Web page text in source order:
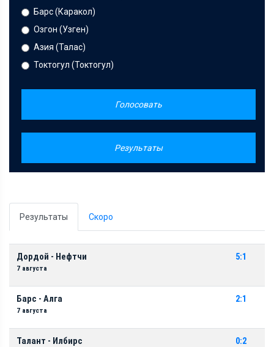
Барс (Каракол)
Озгон (Узген)
Азия (Талас)
Токтогул (Токтогул)
Голосовать
Результаты
Результаты Скоро
Дордой - Нефтчи
7 августа
5:1
Барс - Алга
7 августа
2:1
Талант - Илбирс 0:2